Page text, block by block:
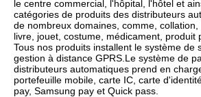
le centre commercial, l'hôpital, l'hôtel et
catégories de produits des distributeurs
de nombreux domaines, comme, collation,
livre, jouet, costume, médicament, produit
Tous nos produits installent le système de
gestion à distance GPRS.Le système de
distributeurs automatiques prend en
portefeuille mobile, carte IC, carte
pay, Samsung pay et Quick pass.